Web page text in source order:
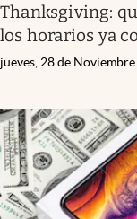
Thanksgiving:
los horarios ya
jueves, 28 de